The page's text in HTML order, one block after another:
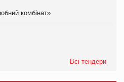
комбінат»
Всі тендери